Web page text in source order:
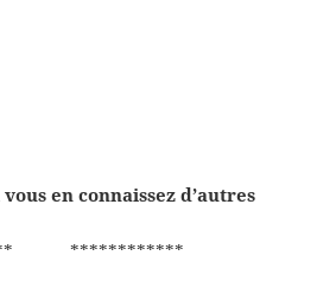
en connaissez d’autres
************